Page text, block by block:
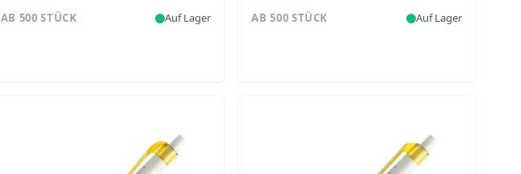
AB 500 STÜCK Auf Lager AB 500 STÜCK Auf Lager